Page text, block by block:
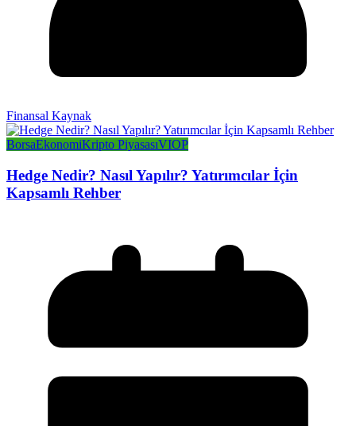
Finansal Kaynak
BorsaEkonomiKripto PiyasasıVIOP
Hedge Nedir? Nasıl Yapılır? Yatırımcılar İçin
Kapsamlı Rehber